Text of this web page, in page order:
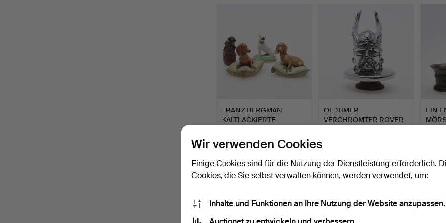
FRANZ BERGMAN
KALTLACKIERTE
10 Gebote
OLDTIMER
VERCHROMTER ROVER
EIN
Wir verwenden Cookies
Einige Cookies sind für die Nutzung der Dienstleistung erforderlich.
Cookies, die Sie selbst verwalten können, werden verwendet, um:
Inhalte und Funktionen an Ihre Nutzung der Website anzupassen.